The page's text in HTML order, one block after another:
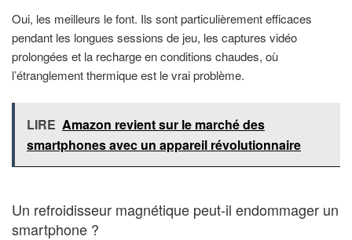
Oui, les meilleurs le font. Ils sont particulièrement efficaces
pendant les longues sessions de jeu, les captures vidéo
prolongées et la recharge en conditions chaudes, où
l’étranglement thermique est le vrai problème.
LIRE Amazon revient sur le marché des
smartphones avec un appareil révolutionnaire
Un refroidisseur magnétique peut-il endommager un
smartphone ?